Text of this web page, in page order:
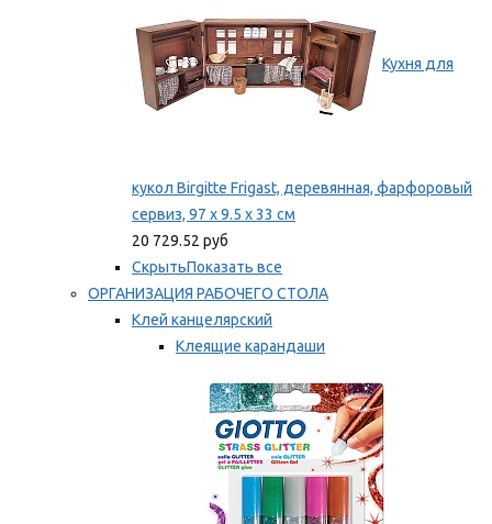
Кухня для
кукол Birgitte Frigast, деревянная, фарфоровый
сервиз, 97 x 9.5 x 33 см
20 729.52 руб
СкрытьПоказать все
ОРГАНИЗАЦИЯ РАБОЧЕГО СТОЛА
Клей канцелярский
Клеящие карандаши
Мы рекомендуем